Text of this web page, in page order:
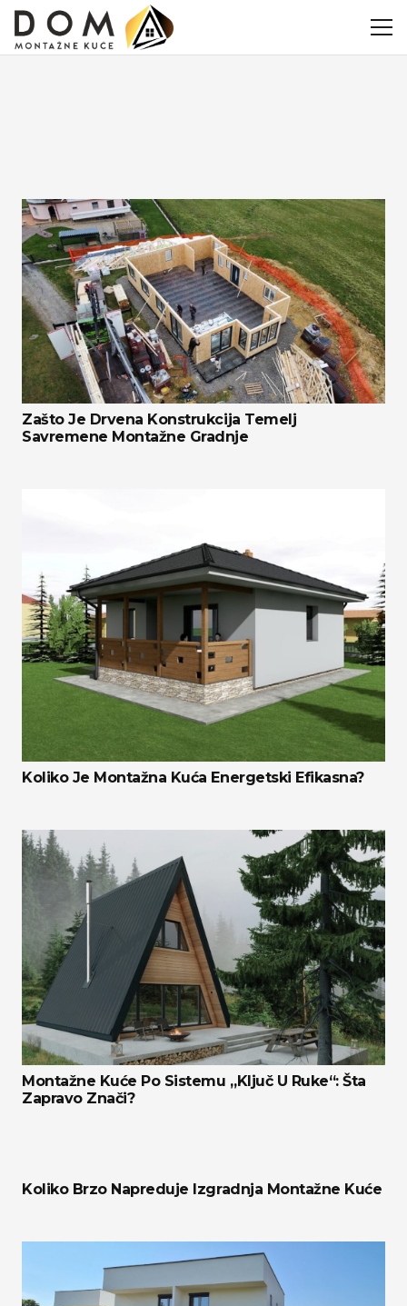
Zašto Je Drvena Konstrukcija Temelj
Savremene Montažne Gradnje
Koliko Je Montažna Kuća Energetski Efikasna?
Montažne Kuće Po Sistemu „ključ U Ruke“: Šta
Zapravo Znači?
Koliko Brzo Napreduje Izgradnja Montažne Kuće